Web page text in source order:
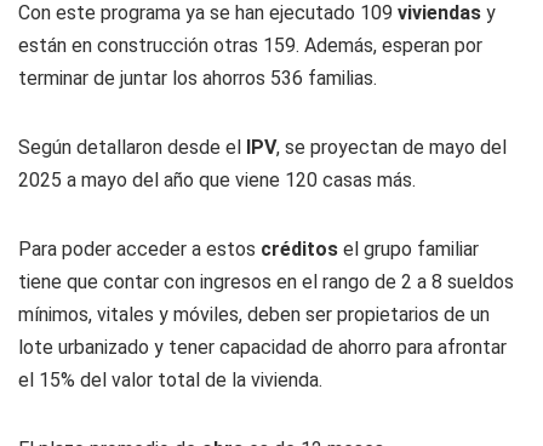
Con este programa ya se han ejecutado 109 viviendas y
están en construcción otras 159. Además, esperan por
terminar de juntar los ahorros 536 familias.
Según detallaron desde el IPV, se proyectan de mayo del
2025 a mayo del año que viene 120 casas más.
Para poder acceder a estos créditos el grupo familiar
tiene que contar con ingresos en el rango de 2 a 8 sueldos
mínimos, vitales y móviles, deben ser propietarios de un
lote urbanizado y tener capacidad de ahorro para afrontar
el 15% del valor total de la vivienda.